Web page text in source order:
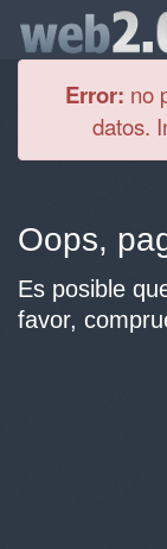
Error: no
datos.
Oops,
Es posible
favor,